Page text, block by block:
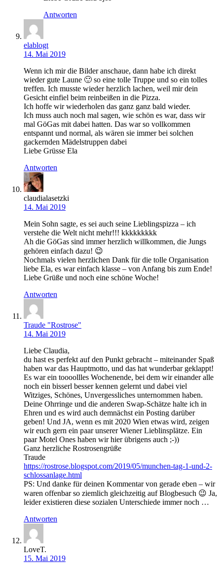
Antworten
elablogt
14. Mai 2019
Wenn ich mir die Bilder anschaue, dann habe ich direkt
wieder gute Laune 🙂 so eine tolle Truppe und so ein tolles
treffen. Ich musste wieder herzlich lachen, weil mir dein
Gesicht einfiel beim reinbeißen in die Pizza.
Ich hoffe wir wiederholen das ganz ganz bald wieder.
Ich muss auch noch mal sagen, wie schön es war, dass wir
mal GöGas mit dabei hatten. Das war so vollkommen
entspannt und normal, als wären sie immer bei solchen
gackernden Mädelstruppen dabei
Liebe Grüsse Ela
Antworten
claudialasetzki
14. Mai 2019
Mein Sohn sagte, es sei auch seine Lieblingspizza – ich
verstehe die Welt nicht mehr!!! kkkkkkkkk
Ah die GöGas sind immer herzlich willkommen, die Jungs
gehören einfach dazu! 😉
Nochmals vielen herzlichen Dank für die tolle Organisation
liebe Ela, es war einfach klasse – von Anfang bis zum Ende!
Liebe Grüße und noch eine schöne Woche!
Antworten
Traude "Rostrose"
14. Mai 2019
Liebe Claudia,
du hast es perfekt auf den Punkt gebracht – miteinander Spaß
haben war das Hauptmotto, und das hat wunderbar geklappt!
Es war ein toooollles Wochenende, bei dem wir einander alle
noch ein bisserl besser kennen gelernt und dabei viel
Witziges, Schönes, Unvergessliches unternommen haben.
Deine Ohrringe und die anderen Swap-Schätze halte ich in
Ehren und es wird auch demnächst ein Posting darüber
geben! Und JA, wenn es mit 2020 Wien etwas wird, zeigen
wir euch gern ein paar unserer Wiener Lieblinsplätze. Ein
paar Motel Ones haben wir hier übrigens auch ;-))
Ganz herzliche Rostrosengrüße
Traude
https://rostrose.blogspot.com/2019/05/munchen-tag-1-und-2-
schlossanlage.html
PS: Und danke für deinen Kommentar von gerade eben – wir
waren offenbar so ziemlich gleichzeitig auf Blogbesuch 😉 Ja,
leider existieren diese sozialen Unterschiede immer noch …
Antworten
LoveT.
15. Mai 2019